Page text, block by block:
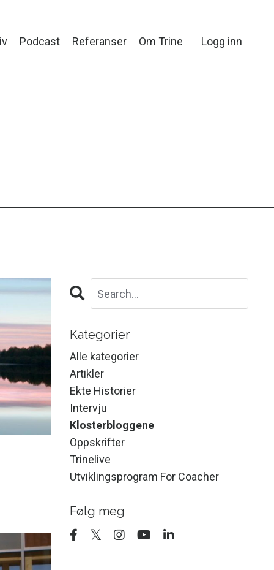
Podcast Referanser Om Trine Logg inn
Kategorier
Alle kategorier
Artikler
Ekte Historier
Intervju
Klosterbloggene
Oppskrifter
Trinelive
Utviklingsprogram For Coacher
Følg meg